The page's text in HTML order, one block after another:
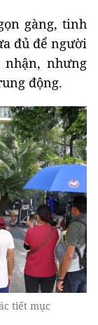
gàng, tinh
đủ để người
nhận, nhưng
động.
tiết mục